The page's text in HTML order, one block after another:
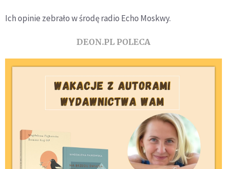
Ich opinie zebrało w środę radio Echo Moskwy.
DEON.PL POLECA